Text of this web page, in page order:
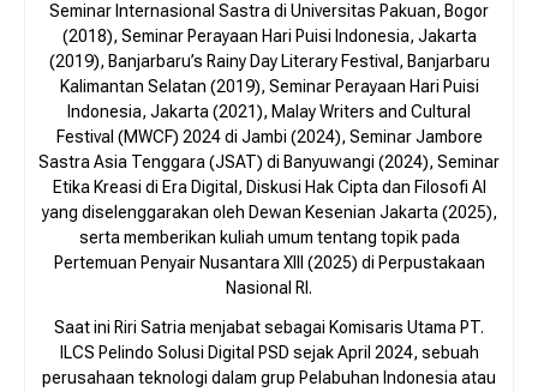
Seminar Internasional Sastra di Universitas Pakuan, Bogor
(2018), Seminar Perayaan Hari Puisi Indonesia, Jakarta
(2019), Banjarbaru’s Rainy Day Literary Festival, Banjarbaru
Kalimantan Selatan (2019), Seminar Perayaan Hari Puisi
Indonesia, Jakarta (2021), Malay Writers and Cultural
Festival (MWCF) 2024 di Jambi (2024), Seminar Jambore
Sastra Asia Tenggara (JSAT) di Banyuwangi (2024), Seminar
Etika Kreasi di Era Digital, Diskusi Hak Cipta dan Filosofi AI
yang diselenggarakan oleh Dewan Kesenian Jakarta (2025),
serta memberikan kuliah umum tentang topik pada
Pertemuan Penyair Nusantara XIII (2025) di Perpustakaan
Nasional RI.
Saat ini Riri Satria menjabat sebagai Komisaris Utama PT.
ILCS Pelindo Solusi Digital PSD sejak April 2024, sebuah
perusahaan teknologi dalam grup Pelabuhan Indonesia atau